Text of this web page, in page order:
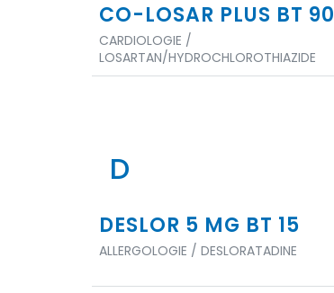
CO-LOSAR PLUS BT 90
CARDIOLOGIE /
LOSARTAN/HYDROCHLOROTHIAZIDE
D
DESLOR 5 MG BT 15
ALLERGOLOGIE / DESLORATADINE